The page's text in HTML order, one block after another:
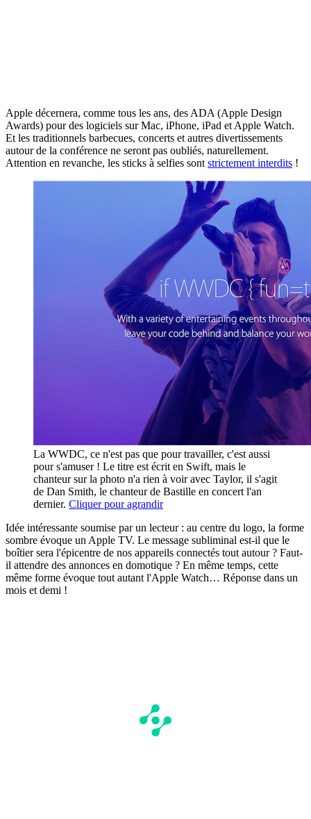
Apple décernera, comme tous les ans, des ADA (Apple Design
Awards) pour des logiciels sur Mac, iPhone, iPad et Apple Watch.
Et les traditionnels barbecues, concerts et autres divertissements
autour de la conférence ne seront pas oubliés, naturellement.
Attention en revanche, les sticks à selfies sont strictement interdits !
La WWDC, ce n'est pas que pour travailler, c'est aussi
pour s'amuser ! Le titre est écrit en Swift, mais le
chanteur sur la photo n'a rien à voir avec Taylor, il s'agit
de Dan Smith, le chanteur de Bastille en concert l'an
dernier. Cliquer pour agrandir
Idée intéressante soumise par un lecteur : au centre du logo, la forme
sombre évoque un Apple TV. Le message subliminal est-il que le
boîtier sera l'épicentre de nos appareils connectés tout autour ? Faut-
il attendre des annonces en domotique ? En même temps, cette
même forme évoque tout autant l'Apple Watch… Réponse dans un
mois et demi !